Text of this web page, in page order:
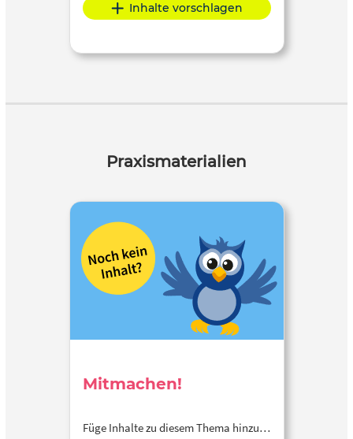
Inhalte vorschlagen
Praxismaterialien
Mitmachen!
Füge Inhalte zu diesem Thema hinzu…